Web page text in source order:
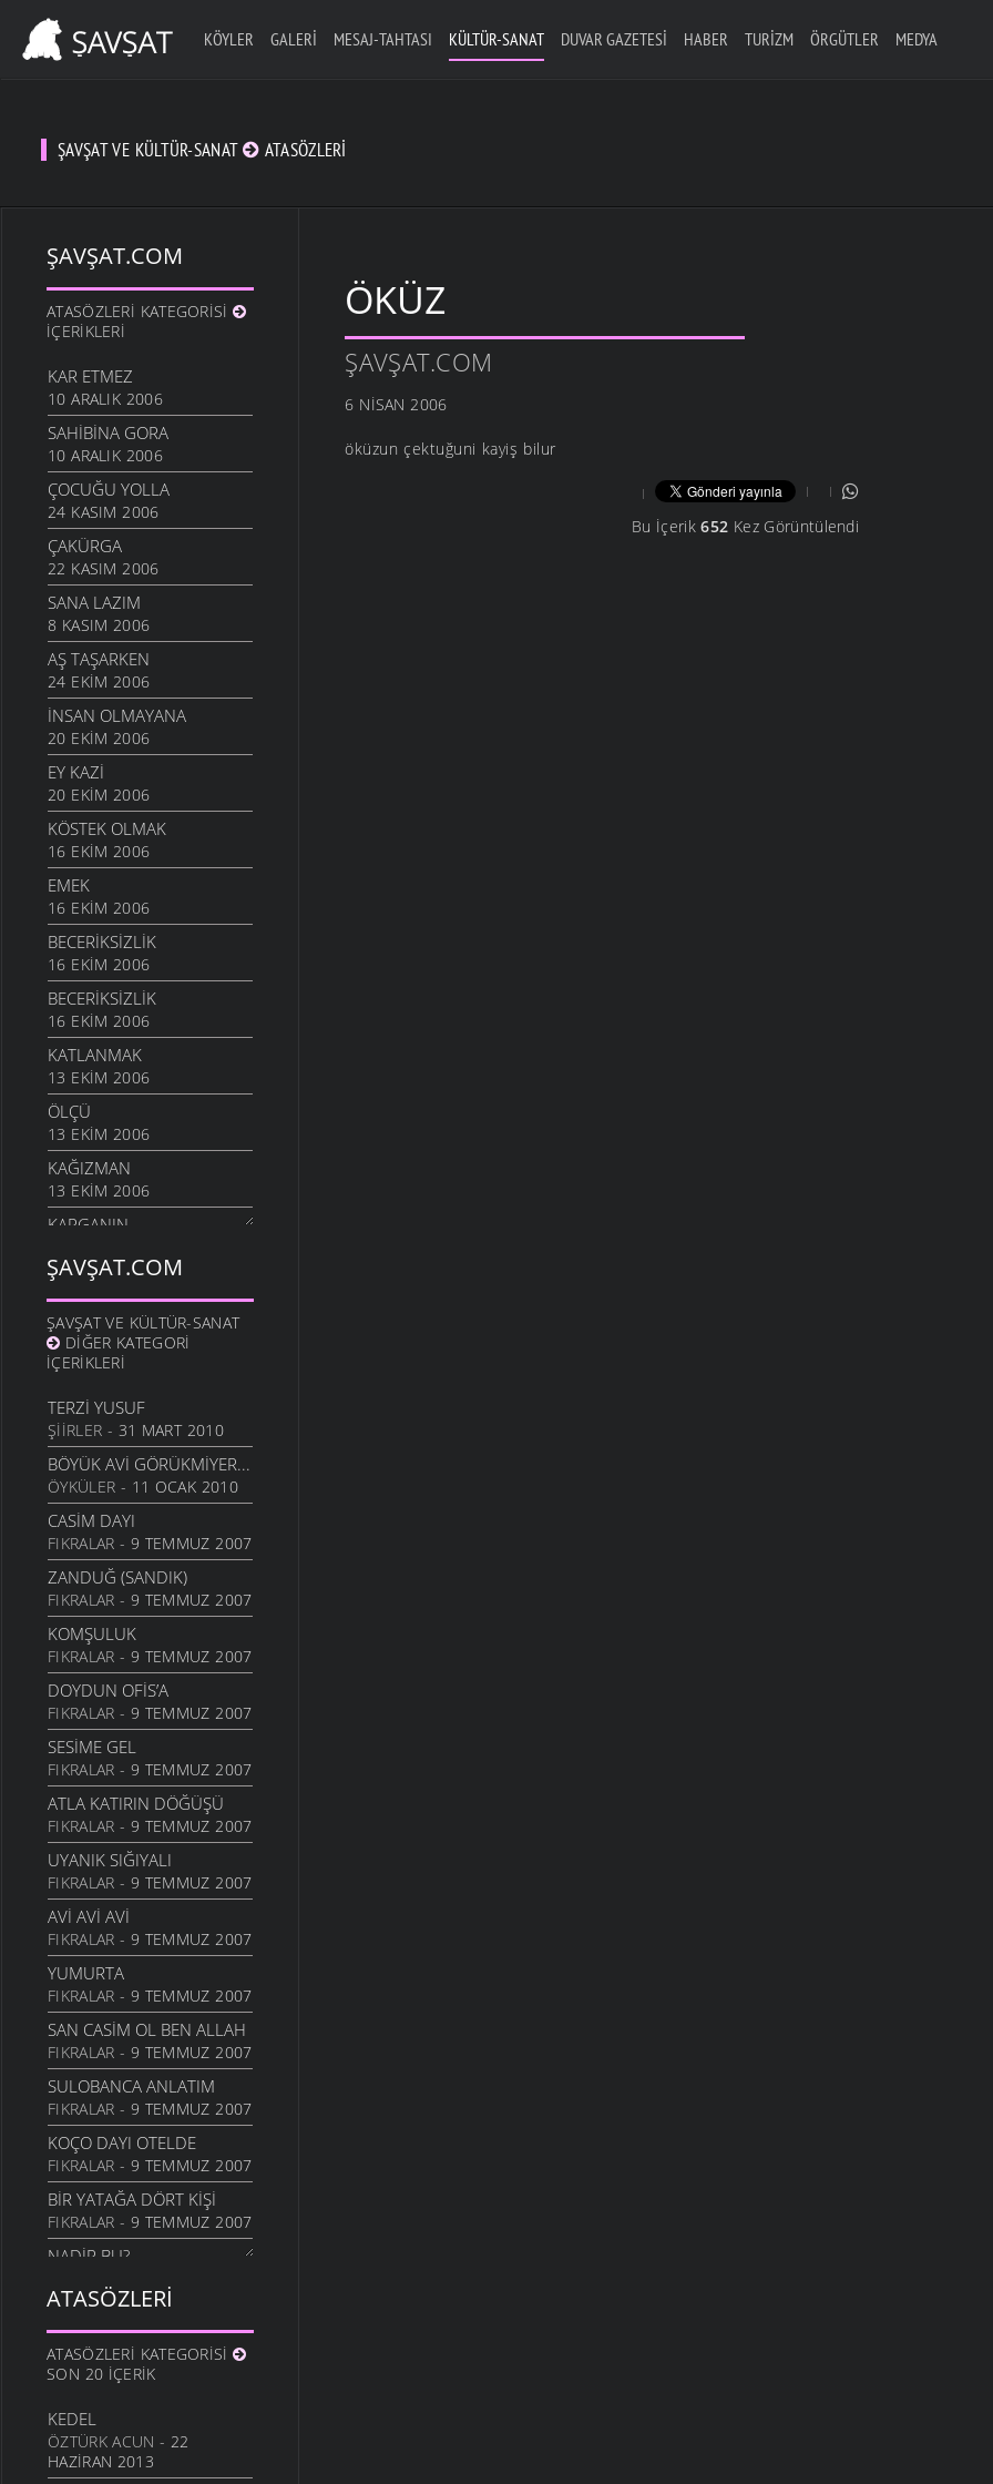
KÖYLER GALERI MESAJ-TAHTASI KÜLTÜR-SANAT DUVAR GAZETESI HABER TURIZM ÖRGÜTLER MEDYA
ŞAVŞAT VE KÜLTÜR-SANAT ATASÖZLERI
ŞAVŞAT.COM
ATASÖZLERI KATEGORISI
İÇERIKLERI
KAR ETMEZ
10 ARALIK 2006
SAHIBINA GORA
10 ARALIK 2006
ÇOCUĞU YOLLA
24 KASIM 2006
ÇAKÜRGA
22 KASIM 2006
SANA LAZIM
8 KASIM 2006
AŞ TAŞARKEN
24 EKIM 2006
İNSAN OLMAYANA
20 EKIM 2006
EY KAZI
20 EKIM 2006
KÖSTEK OLMAK
16 EKIM 2006
EMEK
16 EKIM 2006
BECERIKSIZLIK
16 EKIM 2006
BECERIKSIZLIK
16 EKIM 2006
KATLANMAK
13 EKIM 2006
ÖLÇÜ
13 EKIM 2006
KAĞIZMAN
13 EKIM 2006
KARGANIN
SIÇANDAN DOĞAN
7 EKIM 2006
URUSUN BEŞ KAPIKI
7 EKIM 2006
HARMANA GIREN
7 EKIM 2006
OTARDIĞIM DANA
7 EKIM 2006
HEM HIZAN
6 EKIM 2006
SIZDE
13 EYLÜL 2006
KIZ
12 EYLÜL 2006
KAÇKÇA
25 AĞUSTOS 2006
QAYIŞA SOR
25 AĞUSTOS 2006
BINAN XAM ZANMIŞ
25 AĞUSTOS 2006
KIMIN
25 AĞUSTOS 2006
İBDIN ETMA
25 AĞUSTOS 2006
GOTUNA BAHMIYER
25 AĞUSTOS 2006
SIYASILERE ITHAF
22 AĞUSTOS 2006
EV TANASI
1 TEMMUZ 2006
NA DEMAXDUR?
7 HAZIRAN 2006
ÖKÜZ ALI PAŞANIN
7 HAZIRAN 2006
KAFESEKI
EL MÜFRIZIM
TAVUK VAR
10 MAYIS 2006
KEÇI
1 MAYIS 2006
TUZ
ŞAVŞAT.COM
ŞAVŞAT VE KÜLTÜR-SANAT
DIĞER KATEGORI
İÇERIKLERI
TERZI YUSUF
ŞIIRLER - 31 MART 2010
BÖYÜK AVI GÖRÜKMIYER...
ÖYKÜLER - 11 OCAK 2010
CASIM DAYI
FIKRALAR - 9 TEMMUZ 2007
ZANDUĞ (SANDIK)
FIKRALAR - 9 TEMMUZ 2007
KOMŞULUK
FIKRALAR - 9 TEMMUZ 2007
DOYDUN OFIS’A
FIKRALAR - 9 TEMMUZ 2007
SESIME GEL
FIKRALAR - 9 TEMMUZ 2007
ATLA KATIRIN DÖĞÜŞÜ
FIKRALAR - 9 TEMMUZ 2007
UYANIK SIĞIYALI
FIKRALAR - 9 TEMMUZ 2007
AVI AVI AVI
FIKRALAR - 9 TEMMUZ 2007
YUMURTA
FIKRALAR - 9 TEMMUZ 2007
SAN CASIM OL BEN ALLAH
FIKRALAR - 9 TEMMUZ 2007
SULOBANCA ANLATIM
FIKRALAR - 9 TEMMUZ 2007
KOÇO DAYI OTELDE
FIKRALAR - 9 TEMMUZ 2007
BIR YATAĞA DÖRT KIŞI
FIKRALAR - 9 TEMMUZ 2007
NADİR BU?
TILKI TAVUĞU KAPINCA
FIKRALAR- 9 TEMMUZ 2007
CINALLI ILE POŞA
LAĞAP TAKMA
FIKRALAR- 9 TEMMUZ 2007
ATASÖZLERI
ATASÖZLERI KATEGORISI
SON 20 İÇERIK
KEDEL
ÖZTÜRK ACUN - 22
HAZIRAN 2013
ÖKÜZ
ŞAVŞAT.COM
6 NISAN 2006
öküzun çektuğuni kayiş bilur
Bu İçerik652 Kez Görüntülendi